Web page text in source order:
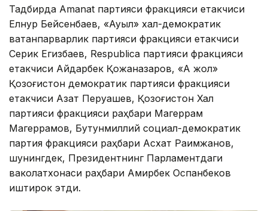
Тадбирда Amanat партияси фракцияси етакчиси
Елнур Бейсенбаев, «Ауыл» халқ-демократик
ватанпарварлик партияси фракцияси етакчиси
Серик Егизбаев, Respublica партияси фракцияси
етакчиси Айдарбек Қожаназаров, «Ақ жол»
Қозоғистон демократик партияси фракцияси
етакчиси Азат Перуашев, Қозоғистон Халқ
партияси фракцияси раҳбари Магеррам
Магеррамов, Бутунмиллий социал-демократик
партия фракцияси раҳбари Асхат Рақимжанов,
шунингдек, Президентнинг Парламентдаги
ваколатхонаси раҳбари Амирбек Оспанбеков
иштирок этди.